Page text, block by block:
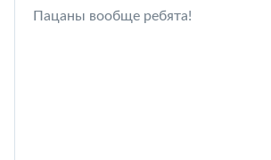
Пацаны вообще ребята!